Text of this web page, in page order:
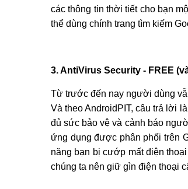
các thông tin thời tiết cho bạn
thể dùng chính trang tìm kiếm
3. AntiVirus Security - FREE
Từ trước đến nay người dùng
Và theo AndroidPIT, câu trả lời
đủ sức bảo vệ và cảnh báo
ứng dụng được phân phối trên
năng bạn bị cướp mất điện
chúng ta nên giữ gìn điện thoại